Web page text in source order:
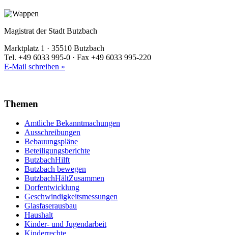
Magistrat der Stadt Butzbach
Marktplatz 1 · 35510 Butzbach
Tel. +49 6033 995-0 · Fax +49 6033 995-220
E-Mail schreiben »
Themen
Amtliche Bekanntmachungen
Ausschreibungen
Bebauungspläne
Beteiligungsberichte
ButzbachHilft
Butzbach bewegen
ButzbachHältZusammen
Dorfentwicklung
Geschwindigkeitsmessungen
Glasfaserausbau
Haushalt
Kinder- und Jugendarbeit